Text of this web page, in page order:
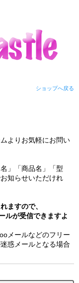
ショップへ戻る
よりお気軽にお問い
」「商品名」「型
知らせいただけれ
ますので、
が受信できますよ
メールなどのフリー
惑メールとなる場合